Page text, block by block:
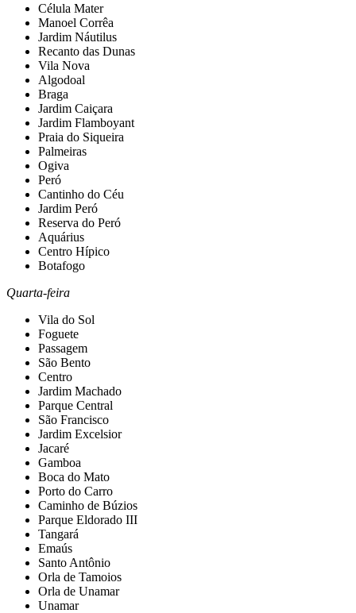
Célula Mater
Manoel Corrêa
Jardim Náutilus
Recanto das Dunas
Vila Nova
Algodoal
Braga
Jardim Caiçara
Jardim Flamboyant
Praia do Siqueira
Palmeiras
Ogiva
Peró
Cantinho do Céu
Jardim Peró
Reserva do Peró
Aquárius
Centro Hípico
Botafogo
Quarta-feira
Vila do Sol
Foguete
Passagem
São Bento
Centro
Jardim Machado
Parque Central
São Francisco
Jardim Excelsior
Jacaré
Gamboa
Boca do Mato
Porto do Carro
Caminho de Búzios
Parque Eldorado III
Tangará
Emaús
Santo Antônio
Orla de Tamoios
Orla de Unamar
Unamar